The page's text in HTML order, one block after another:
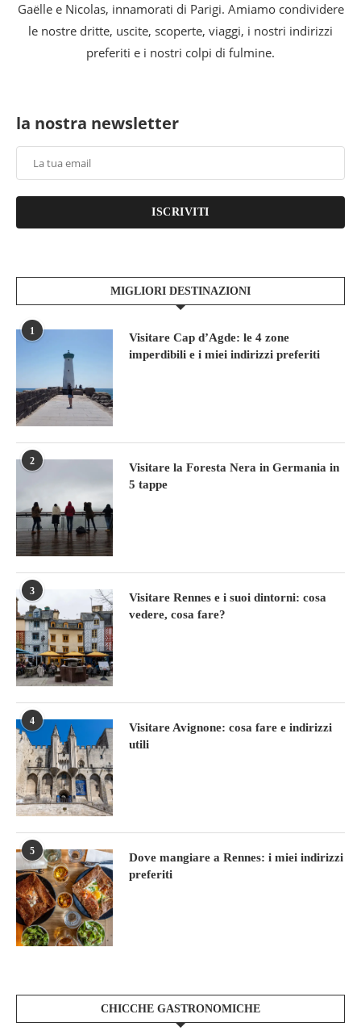
Gaëlle e Nicolas, innamorati di Parigi. Amiamo condividere
le nostre dritte, uscite, scoperte, viaggi, i nostri indirizzi
preferiti e i nostri colpi di fulmine.
la nostra newsletter
ISCRIVITI
MIGLIORI DESTINAZIONI
1
Visitare Cap d’Agde: le 4 zone
imperdibili e i miei indirizzi preferiti
2
Visitare la Foresta Nera in Germania in
5 tappe
3
Visitare Rennes e i suoi dintorni: cosa
vedere, cosa fare?
4
Visitare Avignone: cosa fare e indirizzi
utili
5
Dove mangiare a Rennes: i miei indirizzi
preferiti
CHICCHE GASTRONOMICHE